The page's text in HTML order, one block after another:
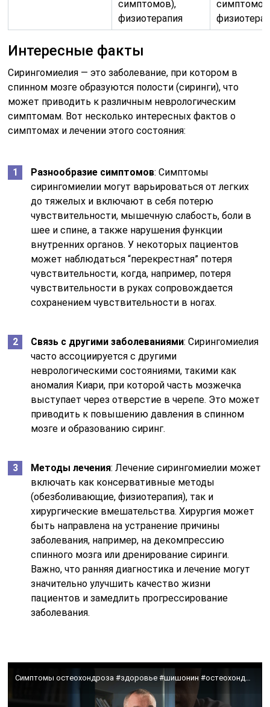
симптомов),
физиотерапия
Интересные факты
Сирингомиелия — это заболевание, при котором в
спинном мозге образуются полости (сиринги), что
может приводить к различным неврологическим
симптомам. Вот несколько интересных фактов о
симптомах и лечении этого состояния:
Разнообразие симптомов: Симптомы
сирингомиелии могут варьироваться от легких
до тяжелых и включают в себя потерю
чувствительности, мышечную слабость, боли в
шее и спине, а также нарушения функции
внутренних органов. У некоторых пациентов
может наблюдаться “перекрестная” потеря
чувствительности, когда, например, потеря
чувствительности в руках сопровождается
сохранением чувствительности в ногах.
Связь с другими заболеваниями: Сирингомиелия
часто ассоциируется с другими
неврологическими состояниями, такими как
аномалия Киари, при которой часть мозжечка
выступает через отверстие в черепе. Это может
приводить к повышению давления в спинном
мозге и образованию сиринг.
Методы лечения: Лечение сирингомиелии может
включать как консервативные методы
(обезболивающие, физиотерапия), так и
хирургические вмешательства. Хирургия может
быть направлена на устранение причины
заболевания, например, на декомпрессию
спинного мозга или дренирование сиринги.
Важно, что ранняя диагностика и лечение могут
значительно улучшить качество жизни
пациентов и замедлить прогрессирование
заболевания.